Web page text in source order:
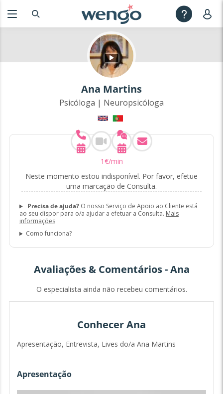
Ana Martins
Psicóloga | Neuropsicóloga
1€/min
Neste momento estou indisponível. Por favor, efetue
uma marcação de Consulta.
Precisa de ajuda?O nosso Serviço de Apoio ao Cliente está
ao seu dispor para o/a ajudar a efetuar a Consulta. Mais
informações
Como funciona?
Avaliações & Comentários - Ana
O especialista ainda não recebeu comentários.
Conhecer Ana
Apresentação, Entrevista, Lives do/a Ana Martins
Apresentação